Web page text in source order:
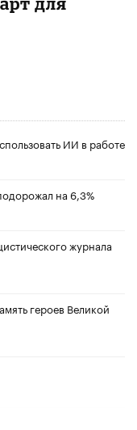
ИИ в работе
на 6,3%
журнала
героев Великой